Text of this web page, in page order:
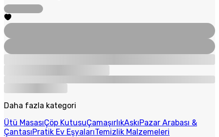
Daha fazla kategori
Ütü MasasıÇöp KutusuÇamaşırlıkAskıPazar Arabası &
ÇantasıPratik Ev EşyalarıTemizlik Malzemeleri